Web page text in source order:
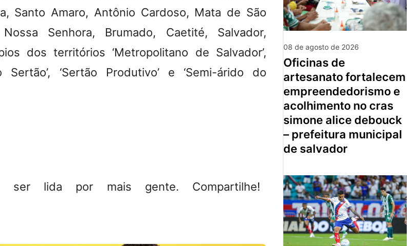
Santo Amaro, Antônio Cardoso, Mata de São
Senhora, Brumado, Caetité, Salvador,
dos territórios ‘Metropolitano de Salvador’,
Sertão’, ‘Sertão Produtivo’ e ‘Semi-árido do
ser lida por mais gente. Compartilhe!
08 de agosto de 2026
oficinas de
artesanato fortalecem
empreendedorismo e
acolhimento no cras
simone alice debouck
– prefeitura municipal
de salvador